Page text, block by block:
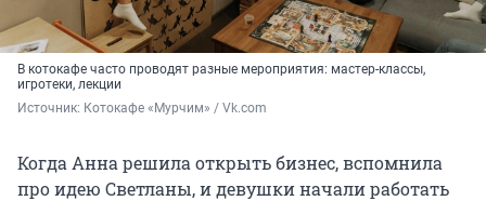
В котокафе часто проводят разные мероприятия: мастер-классы,
игротеки, лекции
Источник: Котокафе «Мурчим» / Vk.com
Когда Анна решила открыть бизнес, вспомнила
про идею Светланы, и девушки начали работать